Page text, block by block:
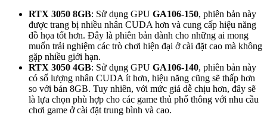
RTX 3050 8GB: Sử dụng GPU GA106-150, phiên bản này
được trang bị nhiều nhân CUDA hơn và cung cấp hiệu năng
đồ họa tốt hơn. Đây là phiên bản dành cho những ai mong
muốn trải nghiệm các trò chơi hiện đại ở cài đặt cao mà không
gặp nhiều giới hạn.
RTX 3050 4GB: Sử dụng GPU GA106-140, phiên bản này
có số lượng nhân CUDA ít hơn, hiệu năng cũng sẽ thấp hơn
so với bản 8GB. Tuy nhiên, với mức giá dễ chịu hơn, đây sẽ
là lựa chọn phù hợp cho các game thủ phổ thông với nhu cầu
chơi game ở cài đặt trung bình và cao.